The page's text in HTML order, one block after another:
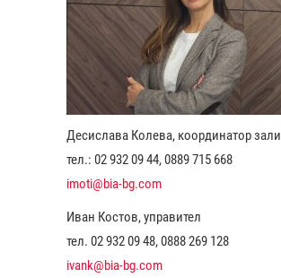
Десислава Колева, координатор зали
тел.: 02 932 09 44, 0889 715 668
imoti@bia-bg.com
Иван Костов, управител
тел. 02 932 09 48, 0888 269 128
ivank@bia-bg.com